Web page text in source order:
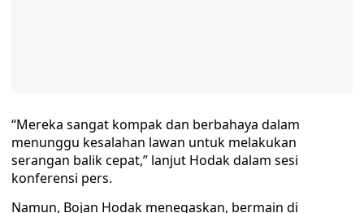
“Mereka sangat kompak dan berbahaya dalam
menunggu kesalahan lawan untuk melakukan
serangan balik cepat,” lanjut Hodak dalam sesi
konferensi pers.
Namun, Bojan Hodak menegaskan, bermain di